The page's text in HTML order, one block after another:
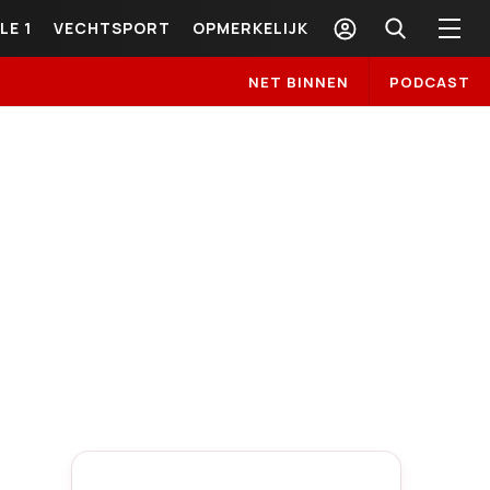
1 VECHTSPORT OPMERKELIJK
NET BINNEN PODCAST